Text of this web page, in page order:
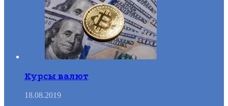
Курсы валют
18.08.2019